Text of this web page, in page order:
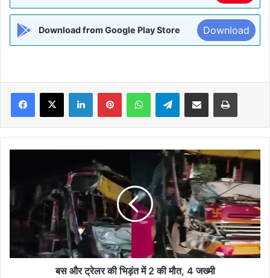
Download from Google Play Store Download
Facebook
X LinkedInPinterestWhatsAppTelegramShare via Email Print
की
भिड़ंत
मौत,
बस और ट्रेलर की भिड़ंत में 2 की मौत, 4 जख्मी